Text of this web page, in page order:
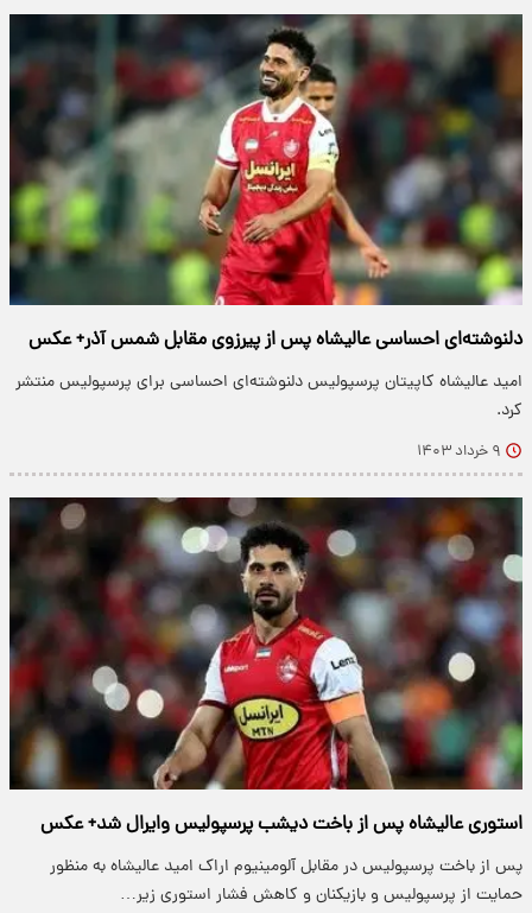
دلنوشته‌ای احساسی عالیشاه پس از پیرزوی مقابل شمس آذر+ عکس
امید عالیشاه کاپیتان پرسپولیس دلنوشته‌ای احساسی برای پرسپولیس منتشر
کرد.
۹ خرداد ۱۴۰۳
استوری عالیشاه پس از باخت دیشب پرسپولیس وایرال شد+ عکس
پس از باخت پرسپولیس در مقابل آلومینیوم اراک امید عالیشاه به منظور
حمایت از پرسپولیس و بازیکنان و کاهش فشار استوری زیر…